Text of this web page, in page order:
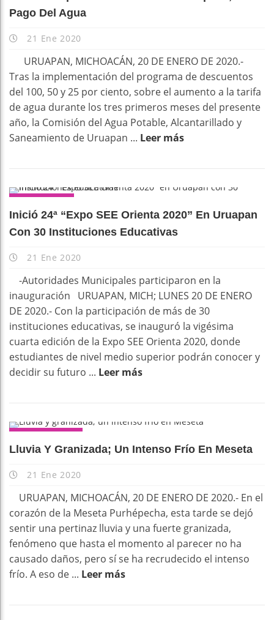
Pago Del Agua
21 Ene 2020
URUAPAN, MICHOACÁN, 20 DE ENERO DE 2020.-
Tras la implementación del programa de descuentos
del 100, 50 y 25 por ciento, sobre el aumento a la tarifa
de agua durante los tres primeros meses del presente
año, la Comisión del Agua Potable, Alcantarillado y
Saneamiento de Uruapan ... Leer más
Inició 24ª “Expo SEE Orienta 2020” En Uruapan
Con 30 Instituciones Educativas
21 Ene 2020
-Autoridades Municipales participaron en la
inauguración URUAPAN, MICH; LUNES 20 DE ENERO
DE 2020.- Con la participación de más de 30
instituciones educativas, se inauguró la vigésima
cuarta edición de la Expo SEE Orienta 2020, donde
estudiantes de nivel medio superior podrán conocer y
decidir su futuro ... Leer más
Lluvia Y Granizada; Un Intenso Frío En Meseta
21 Ene 2020
URUAPAN, MICHOACÁN, 20 DE ENERO DE 2020.- En el
corazón de la Meseta Purhépecha, esta tarde se dejó
sentir una pertinaz lluvia y una fuerte granizada,
fenómeno que hasta el momento al parecer no ha
causado daños, pero sí se ha recrudecido el intenso
frío. A eso de ... Leer más